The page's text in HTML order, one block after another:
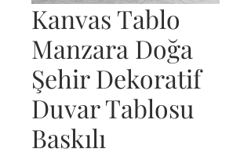
Kanvas Tablo
Manzara Doğa
Şehir Dekoratif
Duvar Tablosu
Baskılı